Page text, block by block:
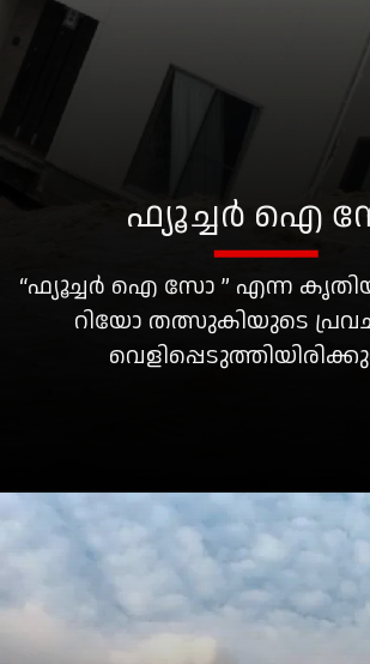
“ഫ്യൂച്ചർ ഐ സോ ” എന്ന
റിയോ തത്സുകിയുടെ
ഫ്യൂച്ചർ ഐ